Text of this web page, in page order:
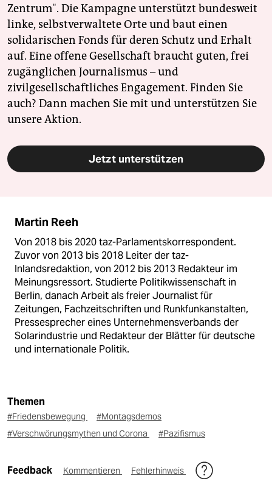
Zentrum". Die Kampagne unterstützt bundesweit
linke, selbstverwaltete Orte und baut einen
solidarischen Fonds für deren Schutz und Erhalt
auf. Eine offene Gesellschaft braucht guten, frei
zugänglichen Journalismus – und
zivilgesellschaftliches Engagement. Finden Sie
auch? Dann machen Sie mit und unterstützen Sie
unsere Aktion.
Jetzt unterstützen
Martin Reeh
Von 2018 bis 2020 taz-Parlamentskorrespondent.
Zuvor von 2013 bis 2018 Leiter der taz-
Inlandsredaktion, von 2012 bis 2013 Redakteur im
Meinungsressort. Studierte Politikwissenschaft in
Berlin, danach Arbeit als freier Journalist für
Zeitungen, Fachzeitschriften und Runkfunkanstalten,
Pressesprecher eines Unternehmensverbands der
Solarindustrie und Redakteur der Blätter für deutsche
und internationale Politik.
Themen
#Friedensbewegung
#Montagsdemos
#Verschwörungsmythen und Corona
#Pazifismus
Feedback Kommentieren Fehlerhinweis